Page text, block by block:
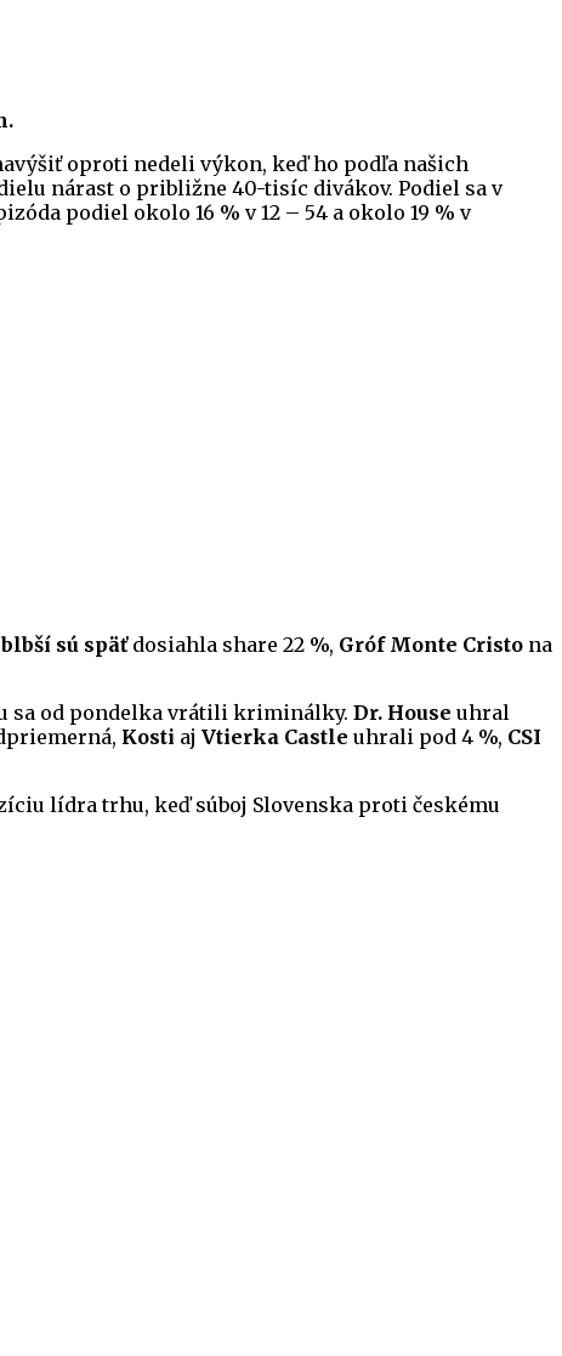
oproti nedeli výkon, keď ho podľa našich
nárast o približne 40-tisíc divákov. Podiel sa v
podiel okolo 16 % v 12 – 54 a okolo 19 % v
sú späťdosiahla share 22 %, Gróf Monte Cristo na
sa od pondelka vrátili kriminálky. Dr. House uhral
Kosti aj Vtierka Castle uhrali pod 4 %, CSI
lídra trhu, keď súboj Slovenska proti českému